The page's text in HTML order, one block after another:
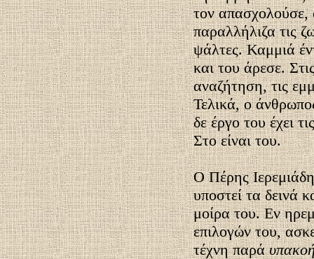
τον απασχολούσε,
παραλλήλιζα τις
ψάλτες. Καμμιά
και του άρεσε.
αναζήτηση, τις
Τελικά, ο
δε έργο του έχει
Στο είναι του.
Ο Πέρης
υποστεί τα δεινά
μοίρα του. Εν
επιλογών του,
τέχνη παρά